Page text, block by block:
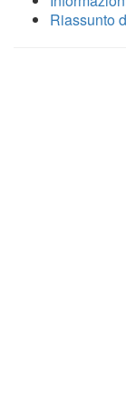
Riassunto